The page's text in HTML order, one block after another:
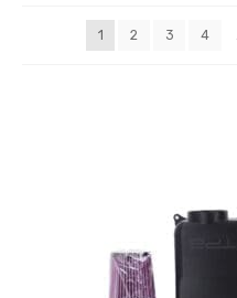
1
2 3 4